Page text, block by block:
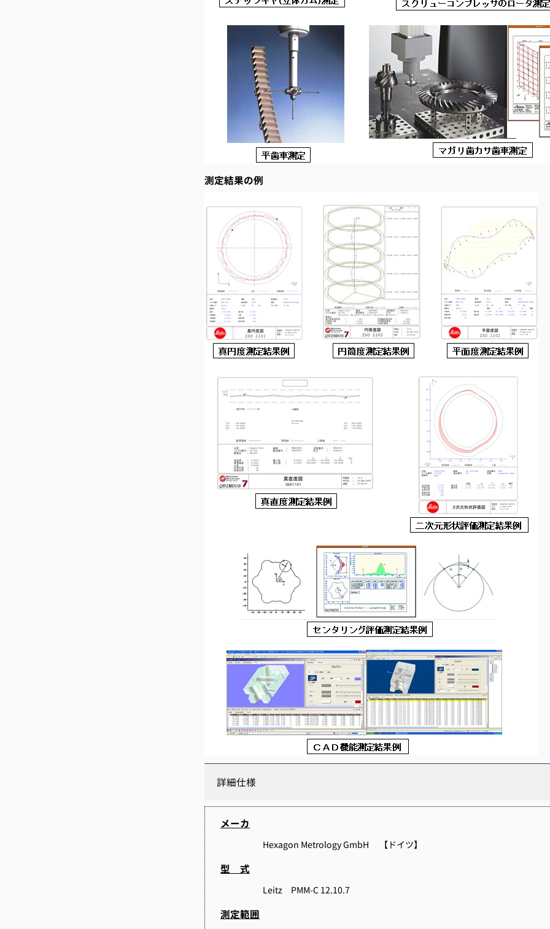
測定結果の例
詳細仕様
メーカ
Hexagon Metrology GmbH 【ドイツ】
型 式
Leitz PMM-C 12.10.7
測定範囲